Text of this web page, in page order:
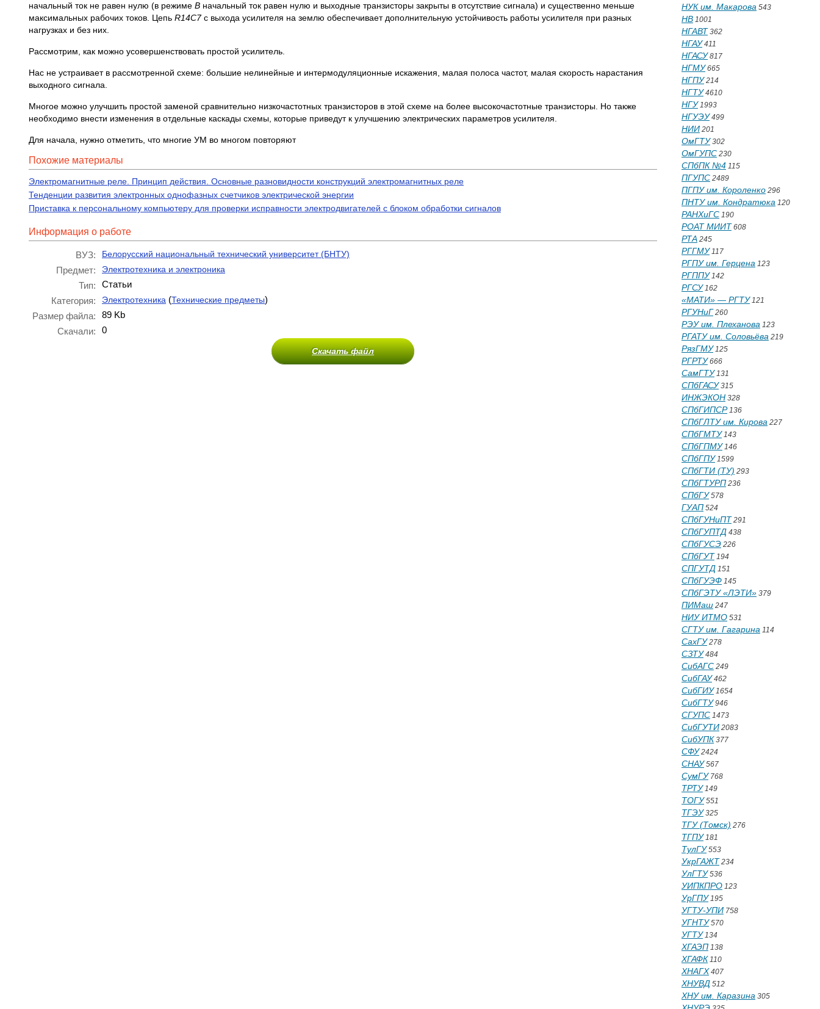
начальный ток не равен нулю (в режиме B начальный ток равен нулю и выходные транзисторы закрыты в отсутствие сигнала) и существенно меньше
максимальных рабочих токов. Цепь R14C7с выхода усилителя на землю обеспечивает дополнительную устойчивость работы усилителя при разных
нагрузках и без них.
Рассмотрим, как можно усовершенствовать простой усилитель.
Нас не устраивает в рассмотренной схеме: большие нелинейные и интермодуляционные искажения, малая полоса частот, малая скорость нарастания
выходного сигнала.
Многое можно улучшить простой заменой сравнительно низкочастотных транзисторов в этой схеме на более высокочастотные транзисторы. Но также
необходимо внести изменения в отдельные каскады схемы, которые приведут к улучшению электрических параметров усилителя.
Для начала, нужно отметить, что многие УМ во многом повторяют
Похожие материалы
Электромагнитные реле. Принцип действия. Основные разновидности конструкций электромагнитных реле
Тенденции развития электронных однофазных счетчиков электрической энергии
Приставка к персональному компьютеру для проверки исправности электродвигателей с блоком обработки сигналов
Информация о работе
ВУЗ: Белорусский национальный технический университет (БНТУ)
Предмет: Электротехника и электроника
Тип:
Статьи
Категория:
Электротехника (Технические предметы)
Размер файла:
89 Kb
Скачали:
0
Скачать файл
НУК им. Макарова 543
НВ 1001
НГАВТ 362
НГАУ411
НГАСУ817
НГМУ665
НГПУ214
НГТУ4610
НГУ1993
НГУЭУ499
НИИ 201
ОмГТУ302
ОмГУПС 230
СПбПК №4 115
ПГУПС 2489
ПГПУ им. Короленко 296
ПНТУ им. Кондратюка 120
РАНХиГС 190
РОАТ МИИТ 608
РТА 245
РГГМУ117
РГПУ им. Герцена 123
РГППУ142
РГСУ162
«МАТИ» — РГТУ121
РГУНиГ 260
РЭУ им. Плеханова 123
РГАТУ им. Соловьёва 219
РязГМУ125
РГРТУ666
СамГТУ131
СПбГАСУ315
ИНЖЭКОН 328
СПбГИПСР136
СПбГЛТУ им. Кирова 227
СПбГМТУ143
СПбГПМУ146
СПбГПУ1599
СПбГТИ (ТУ) 293
СПбГТУРП 236
СПбГУ578
ГУАП 524
СПбГУНиПТ 291
СПбГУПТД 438
СПбГУСЭ 226
СПбГУТ 194
СПГУТД 151
СПбГУЭФ 145
СПбГЭТУ «ЛЭТИ» 379
ПИМаш 247
НИУ ИТМО 531
СГТУ им. Гагарина 114
СахГУ278
СЗТУ484
СибАГС 249
СибГАУ462
СибГИУ1654
СибГТУ946
СГУПС 1473
СибГУТИ 2083
СибУПК 377
СФУ2424
СНАУ567
СумГУ768
ТРТУ149
ТОГУ551
ТГЭУ325
ТГУ (Томск) 276
ТГПУ181
ТулГУ553
УкрГАЖТ 234
УлГТУ536
УИПКПРО 123
УрГПУ195
УГТУ-УПИ 758
УГНТУ570
УГТУ134
ХГАЭП 138
ХГАФК 110
ХНАГХ 407
ХНУВД 512
ХНУ им. Каразина 305